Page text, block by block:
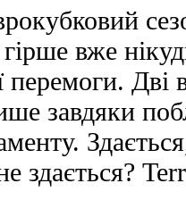
вже
перемоги.
завдяки
здається?